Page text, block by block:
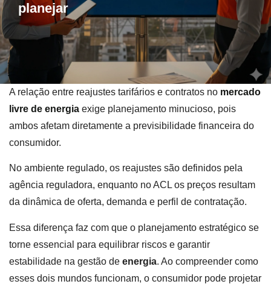
planejar
A relação entre reajustes tarifários e contratos no mercado
livre de energia exige planejamento minucioso, pois
ambos afetam diretamente a previsibilidade financeira do
consumidor.
No ambiente regulado, os reajustes são definidos pela
agência reguladora, enquanto no ACL os preços resultam
da dinâmica de oferta, demanda e perfil de contratação.
Essa diferença faz com que o planejamento estratégico se
torne essencial para equilibrar riscos e garantir
estabilidade na gestão de energia. Ao compreender como
esses dois mundos funcionam, o consumidor pode projetar